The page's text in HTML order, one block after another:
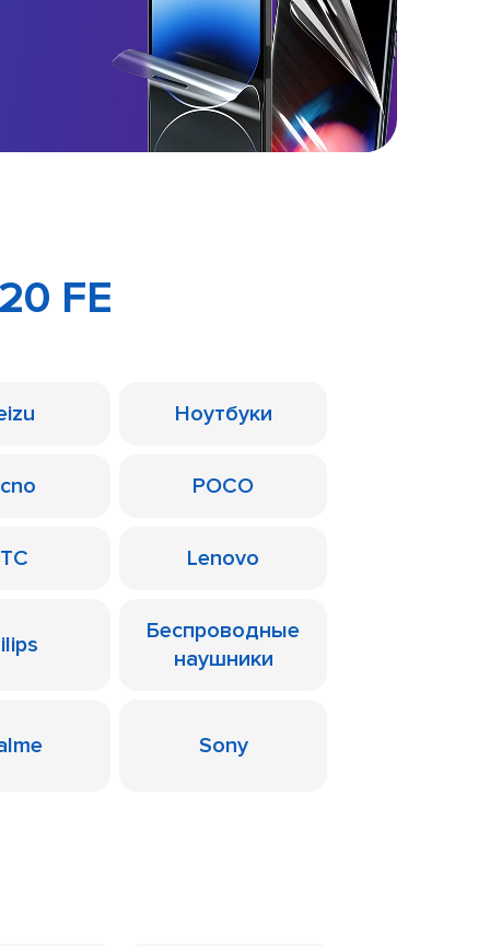
FE
Ноутбуки
POCO
Lenovo
Беспроводные
наушники
Sony